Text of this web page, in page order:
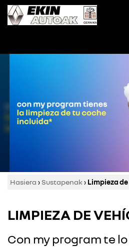
Hasiera › Sustapenak› Limpieza
LIMPIEZA DE
Con my program te